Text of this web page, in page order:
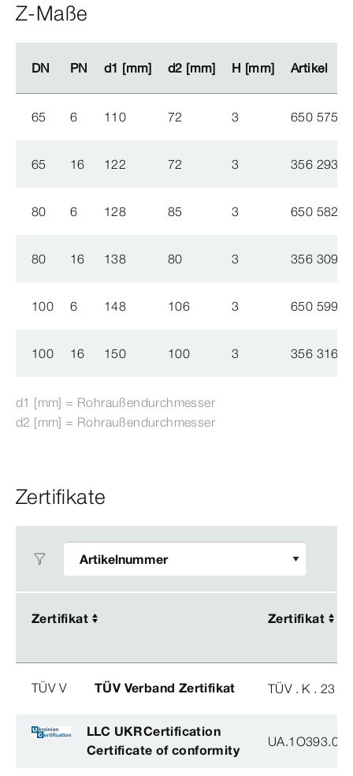
Z-Maße
DN PN d1 [mm] d2 [mm] H [mm] Artikel
DN PN d1 [mm] d2 [mm] H [mm] Artikel
65 6 110 72 3 650 575
65 16 122 72 3 356 293
80 6 128 85 3 650 582
80 16 138 80 3 356 309
100 6 148 106 3 650 599
100 16 150 100 3 356 316
d1 [mm] = Rohraußendurchmesser
d2 [mm] = Rohraußendurchmesser
Zertifikate
Zertifikat Zertifikat
Zertifikat Zertifikat
TÜV V TÜV Verband Zertifikat TÜV . K . 23 -
LLC UKRCertification
Certificate of conformity